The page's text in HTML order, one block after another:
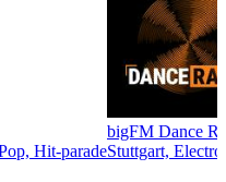
Hit-parade
bigFM Dance
Stuttgart,